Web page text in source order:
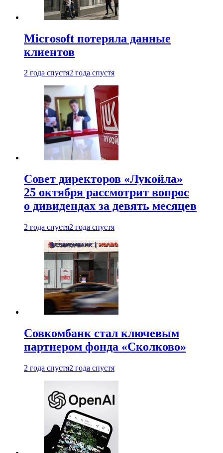
Microsoft потеряла данные
клиентов
2 года спустя2 года спустя
Совет директоров «Лукойла»
25 октября рассмотрит вопрос
о дивидендах за девять месяцев
2 года спустя2 года спустя
Совкомбанк стал ключевым
партнером фонда «Сколково»
2 года спустя2 года спустя